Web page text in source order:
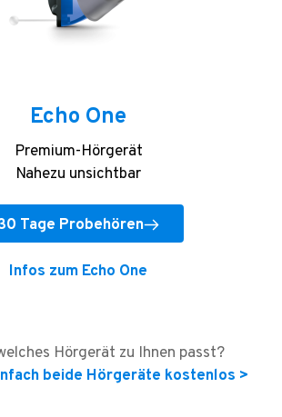
Echo One
Premium-Hörgerät
Nahezu unsichtbar
Tage Probehören
Infos zum Echo One
Hörgerät zu Ihnen passt?
beide Hörgeräte kostenlos >